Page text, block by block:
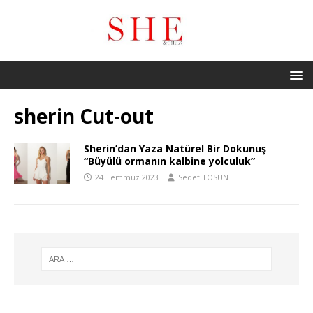
sherin Cut-out
Sherin’dan Yaza Natürel Bir Dokunuş
“Büyülü ormanın kalbine yolculuk”
24 Temmuz 2023 Sedef TOSUN